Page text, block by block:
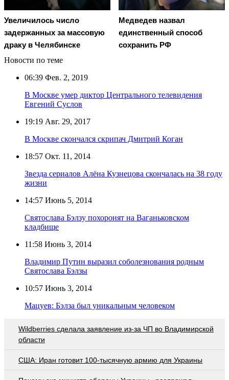
Увеличилось число
задержанных за массовую
драку в Челябинске
Медведев назвал
единственный способ
сохранить РФ
Новости по теме
06:39 Фев. 2, 2019
В Москве умер диктор Центрального телевидения
Евгений Суслов
19:19 Авг. 29, 2017
В Москве скончался скрипач Дмитрий Коган
18:57 Окт. 11, 2014
Звезда сериалов Алёна Кузнецова скончалась на 38 году
жизни
14:57 Июнь 5, 2014
Святослава Бэлзу похоронят на Ваганьковском
кладбище
11:58 Июнь 3, 2014
Владимир Путин выразил соболезнования родным
Святослава Бэлзы
10:57 Июнь 3, 2014
Мацуев: Бэлза был уникальным человеком
Wildberries cделала заявление из-за ЧП во Владимирской
области
США: Иран готовит 100-тысячную армию для Украины